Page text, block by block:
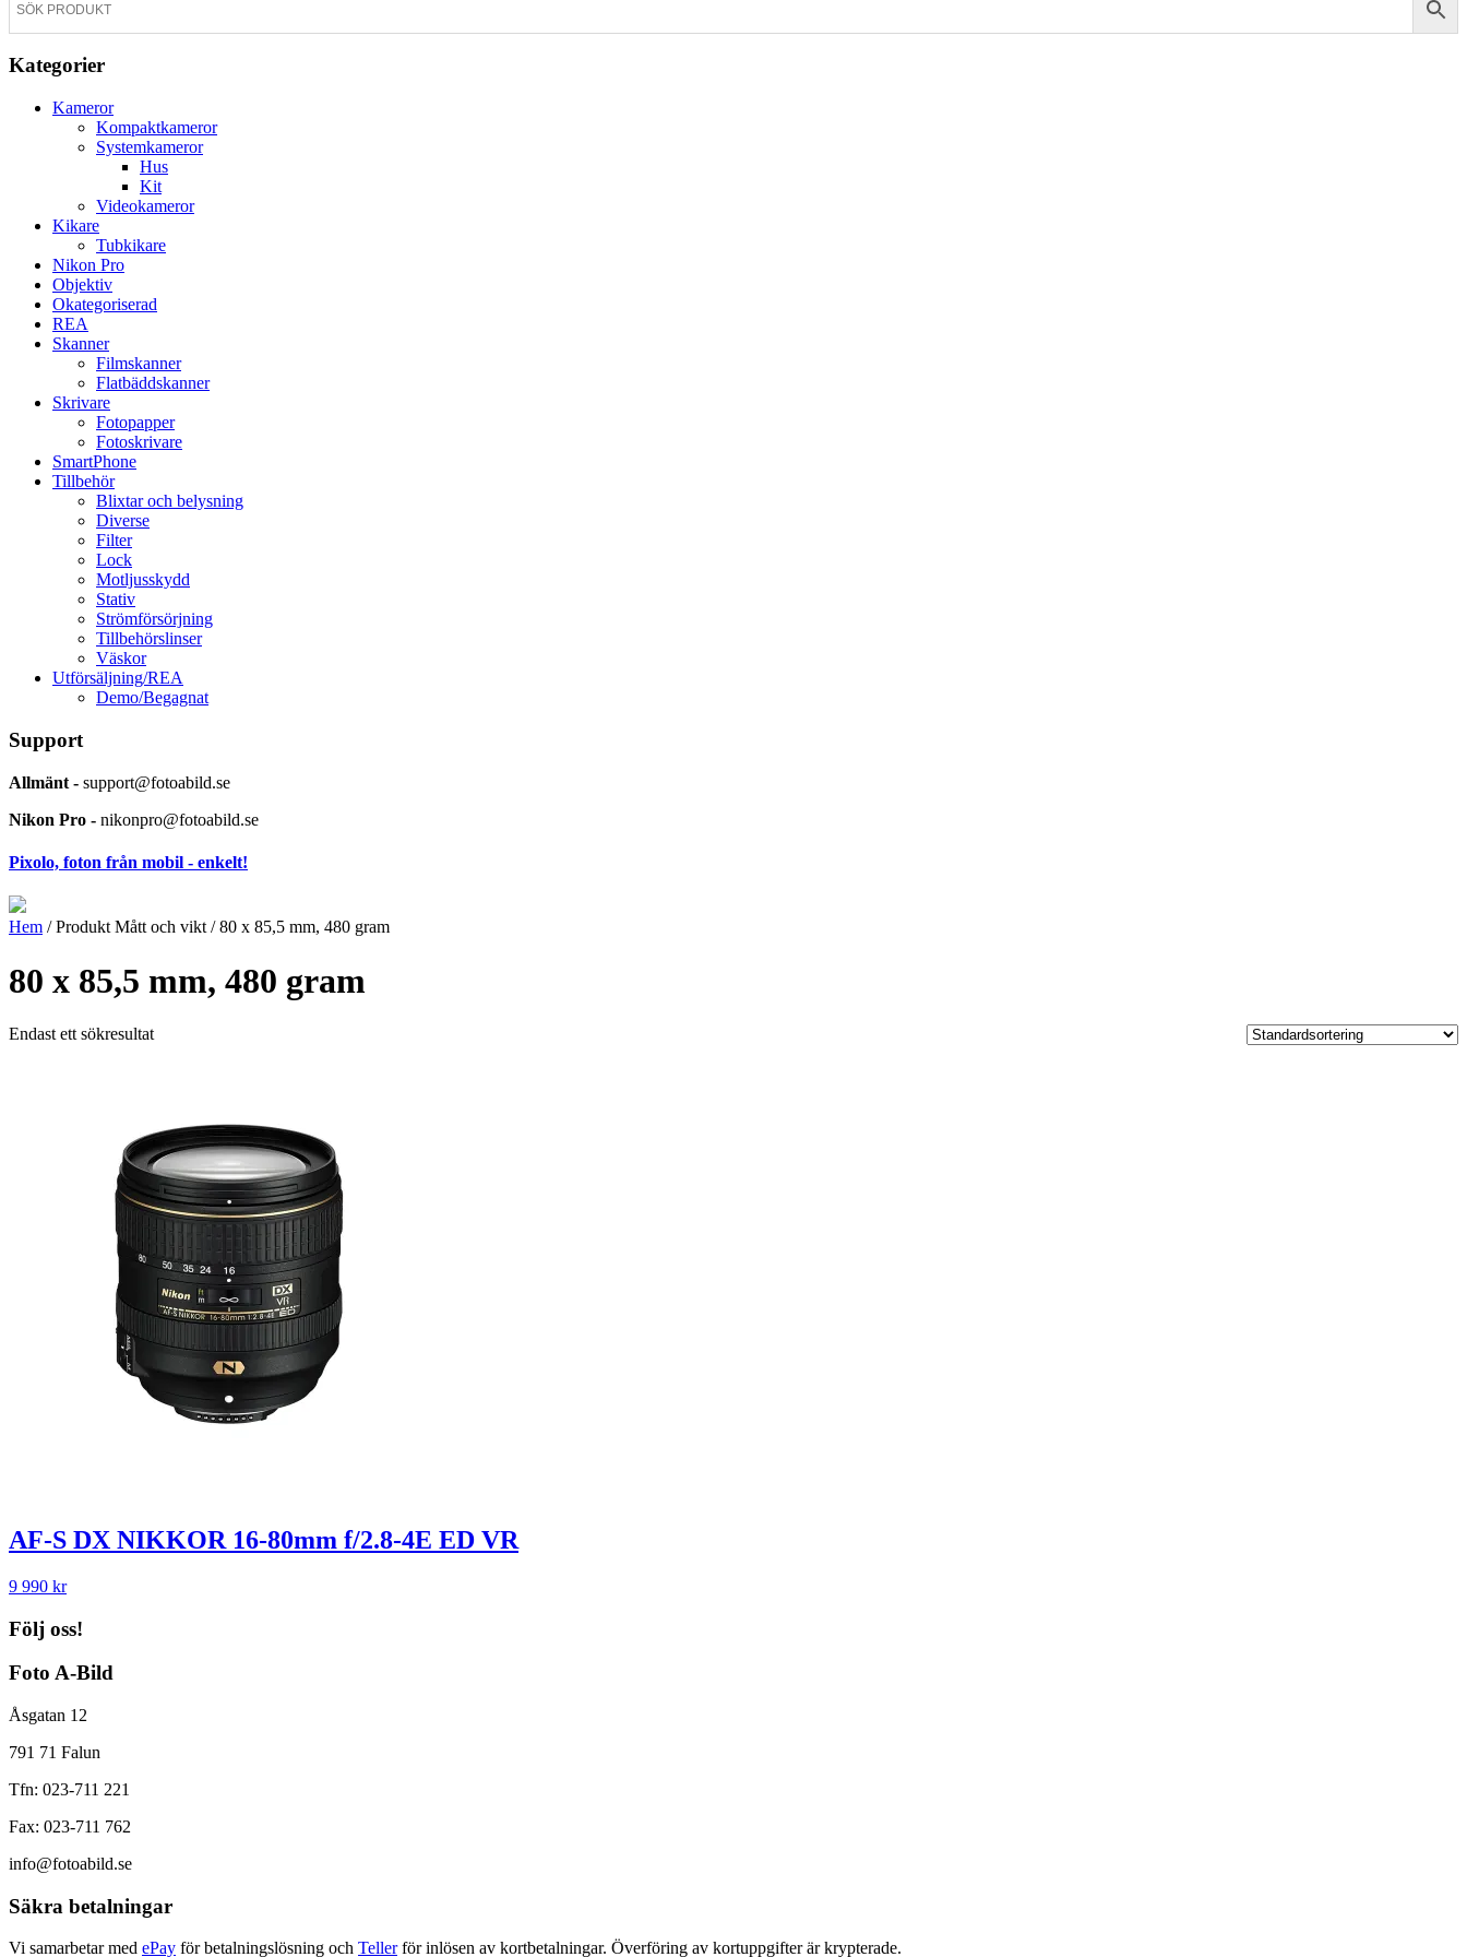
Kategorier
Kameror
Kompaktkameror
Systemkameror
Hus
Kit
Videokameror
Kikare
Tubkikare
Nikon Pro
Objektiv
Okategoriserad
REA
Skanner
Filmskanner
Flatbäddskanner
Skrivare
Fotopapper
Fotoskrivare
SmartPhone
Tillbehör
Blixtar och belysning
Diverse
Filter
Lock
Motljusskydd
Stativ
Strömförsörjning
Tillbehörslinser
Väskor
Utförsäljning/REA
Demo/Begagnat
Support
Allmänt - support@fotoabild.se
Nikon Pro - nikonpro@fotoabild.se
Pixolo, foton från mobil - enkelt!
Hem / Produkt Mått och vikt / 80 x 85,5 mm, 480 gram
80 x 85,5 mm, 480 gram
Endast ett sökresultat
AF-S DX NIKKOR 16-80mm f/2.8-4E ED VR
9 990 kr
Följ oss!
Foto A-Bild
Åsgatan 12
791 71 Falun
Tfn: 023-711 221
Fax: 023-711 762
info@fotoabild.se
Säkra betalningar
Vi samarbetar med ePay för betalningslösning och Tellerför inlösen av kortbetalningar. Överföring av kortuppgifter är krypterade.